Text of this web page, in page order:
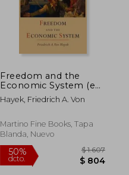
Freedom and the
Economic System (en
Inglés)
Hayek, Friedrich A. Von
Martino Fine Books, Tapa
Blanda, Nuevo